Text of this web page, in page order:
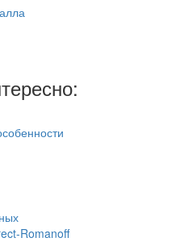
Romanoff